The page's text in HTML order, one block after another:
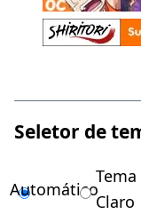
Seletor de
Automático
Tema
Claro